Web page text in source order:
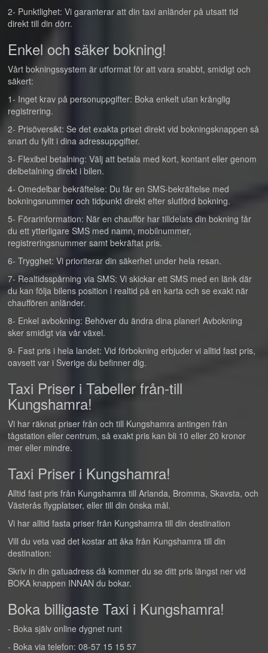
2- Punktlighet: Vi garanterar att din taxi anländer på utsatt tid
direkt till din dörr.
Enkel och säker bokning!
Vårt bokningssystem är utformat för att vara snabbt, smidigt och
säkert:
1- Inget krav på personuppgifter: Boka enkelt utan krånglig
registrering.
2- Prisöversikt: Se det exakta priset direkt vid bokningsknappen så
snart du fyllt i dina adressuppgifter.
3- Flexibel betalning: Välj att betala med kort, kontant eller genom
delbetalning direkt i bilen.
4- Omedelbar bekräftelse: Du får en SMS-bekräftelse med
bokningsnummer och tidpunkt direkt efter slutförd bokning.
5- Förarinformation: När en chaufför har tilldelats din bokning får
du ett ytterligare SMS med namn, mobilnummer,
registreringsnummer samt bekräftat pris.
6- Trygghet: Vi prioriterar din säkerhet under hela resan.
7- Realtidsspårning via SMS: Vi skickar ett SMS med en länk där
du kan följa bilens position i realtid på en karta och se exakt när
chauffören anländer.
8- Enkel avbokning: Behöver du ändra dina planer! Avbokning
sker smidigt via vår växel.
9- Fast pris i hela landet: Vid förbokning erbjuder vi alltid fast pris,
oavsett var i Sverige du befinner dig.
Taxi Priser i Tabeller från-till
Kungshamra!
Vi har räknat priser från och till Kungshamra antingen från
tågstation eller centrum, så exakt pris kan bli 10 eller 20 kronor
mer eller mindre.
Taxi Priser i Kungshamra!
Alltid fast pris från Kungshamra till Arlanda, Bromma, Skavsta, och
Västerås flygplatser, eller till din önska mål.
Vi har alltid fasta priser från Kungshamra till din destination
Vill du veta vad det kostar att åka från Kungshamra till din
destination:
Skriv in din gatuadress då kommer du se ditt pris längst ner vid
BOKA knappen INNAN du bokar.
Boka billigaste Taxi i Kungshamra!
- Boka själv online dygnet runt
- Boka via telefon: 08-57 15 15 57